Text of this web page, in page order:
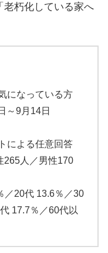
老朽化している家へ
になっている方
～9月14日
による任意回答
265人／男性170
／20代 13.6％／30
17.7％／60代以